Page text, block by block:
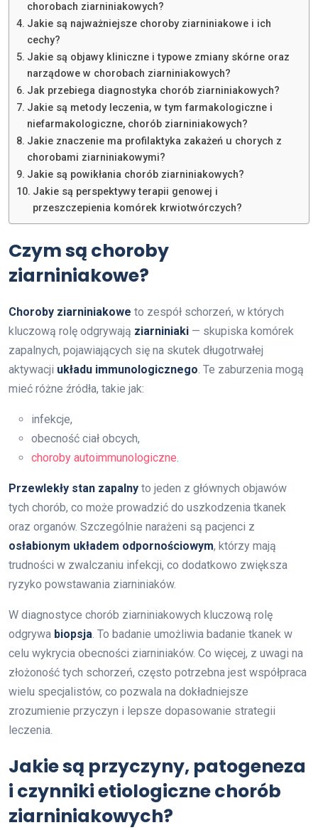
chorobach ziarniniakowych?
Jakie są najważniejsze choroby ziarniniakowe i ich
cechy?
Jakie są objawy kliniczne i typowe zmiany skórne oraz
narządowe w chorobach ziarniniakowych?
Jak przebiega diagnostyka chorób ziarniniakowych?
Jakie są metody leczenia, w tym farmakologiczne i
niefarmakologiczne, chorób ziarniniakowych?
Jakie znaczenie ma profilaktyka zakażeń u chorych z
chorobami ziarniniakowymi?
Jakie są powikłania chorób ziarniniakowych?
Jakie są perspektywy terapii genowej i
przeszczepienia komórek krwiotwórczych?
Czym są choroby
ziarniniakowe?
Choroby ziarniniakowe to zespół schorzeń, w których
kluczową rolę odgrywają ziarniniaki — skupiska komórek
zapalnych, pojawiających się na skutek długotrwałej
aktywacji układu immunologicznego. Te zaburzenia mogą
mieć różne źródła, takie jak:
infekcje,
obecność ciał obcych,
choroby autoimmunologiczne.
Przewlekły stan zapalny to jeden z głównych objawów
tych chorób, co może prowadzić do uszkodzenia tkanek
oraz organów. Szczególnie narażeni są pacjenci z
osłabionym układem odpornościowym, którzy mają
trudności w zwalczaniu infekcji, co dodatkowo zwiększa
ryzyko powstawania ziarniniaków.
W diagnostyce chorób ziarniniakowych kluczową rolę
odgrywa biopsja. To badanie umożliwia badanie tkanek w
celu wykrycia obecności ziarniniaków. Co więcej, z uwagi na
złożoność tych schorzeń, często potrzebna jest współpraca
wielu specjalistów, co pozwala na dokładniejsze
zrozumienie przyczyn i lepsze dopasowanie strategii
leczenia.
Jakie są przyczyny, patogeneza
i czynniki etiologiczne chorób
ziarniniakowych?